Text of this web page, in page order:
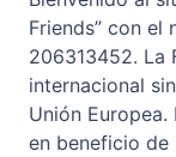
Friends” con el
206313452. La
internacional
Unión
en beneficio de